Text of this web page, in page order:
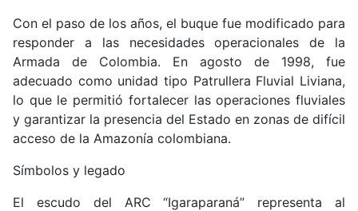
Con el paso de los años, el buque fue modificado para
responder a las necesidades operacionales de la
Armada de Colombia. En agosto de 1998, fue
adecuado como unidad tipo Patrullera Fluvial Liviana,
lo que le permitió fortalecer las operaciones fluviales
y garantizar la presencia del Estado en zonas de difícil
acceso de la Amazonía colombiana.
Símbolos y legado
El escudo del ARC “Igaraparaná” representa al